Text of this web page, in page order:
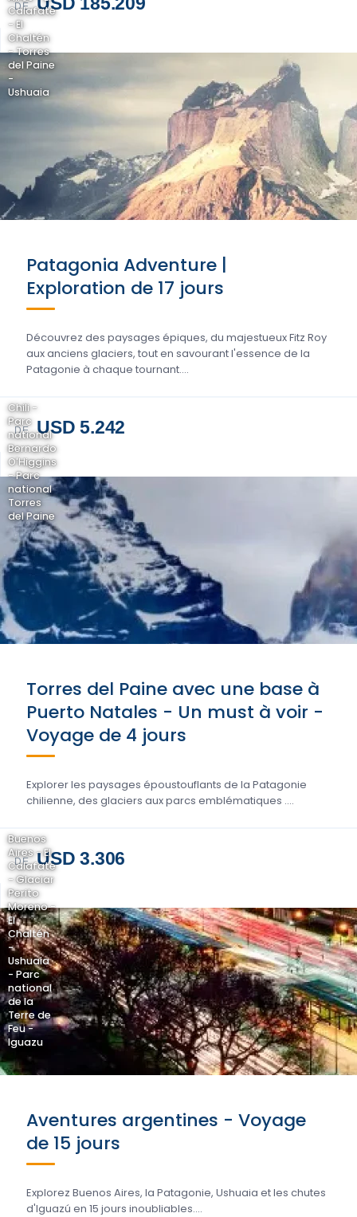
DE
Calafate
- El
Chaltén
- Torres
del Paine
-
Ushuaia
Patagonia Adventure |
Exploration de 17 jours
Découvrez des paysages épiques, du majestueux Fitz Roy
aux anciens glaciers, tout en savourant l'essence de la
Patagonie à chaque tournant....
DE USD 5.242
Chili -
Parc
national
Bernardo
O'Higgins
- Parc
national
Torres
del Paine
Torres del Paine avec une base à
Puerto Natales - Un must à voir -
Voyage de 4 jours
Explorer les paysages époustouflants de la Patagonie
chilienne, des glaciers aux parcs emblématiques ....
DE USD 3.306
Buenos
Aires - El
Calafate
- Glaciar
Perito
Moreno -
El
Chaltén
-
Ushuaia
- Parc
national
de la
Terre de
Feu -
Iguazu
Aventures argentines - Voyage
de 15 jours
Explorez Buenos Aires, la Patagonie, Ushuaia et les chutes
d'Iguazú en 15 jours inoubliables....